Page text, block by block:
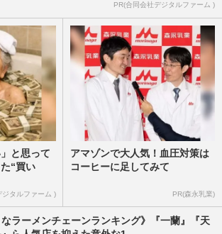
PR(合同会社デジタルファーム )
と思って
“買い
ジタルファーム )
アマゾンで大人気！血圧対策は
コーヒーに足してみて
PR(森永乳業)
なラーメンチェーンランキング》『一蘭』『天